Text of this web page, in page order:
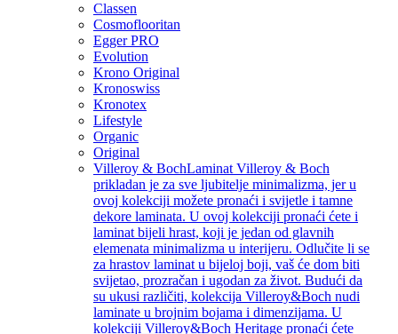
Classen
Cosmoflooritan
Egger PRO
Evolution
Krono Original
Kronoswiss
Kronotex
Lifestyle
Organic
Original
Villeroy & BochLaminat Villeroy & Boch
prikladan je za sve ljubitelje minimalizma, jer u
ovoj kolekciji možete pronaći i svijetle i tamne
dekore laminata. U ovoj kolekciji pronaći ćete i
laminat bijeli hrast, koji je jedan od glavnih
elemenata minimalizma u interijeru. Odlučite li se
za hrastov laminat u bijeloj boji, vaš će dom biti
svijetao, prozračan i ugodan za život. Budući da
su ukusi različiti, kolekcija Villeroy&Boch nudi
laminate u brojnim bojama i dimenzijama. U
kolekciji Villeroy&Boch Heritage pronaći ćete